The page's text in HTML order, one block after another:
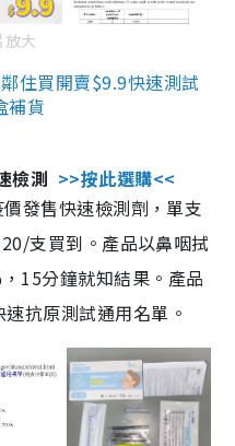
放大
住買開賣$9.9快速測試
補貨
檢測 >>按此選購<<
發售快速檢測劑，單支
支買到。產品以鼻咽拭
15分鐘就知結果。產品
抗原測試通用名單。